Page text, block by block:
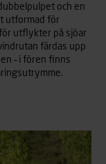
och en
utformad för
utflykter på sjöar
färdas upp
– i fören finns